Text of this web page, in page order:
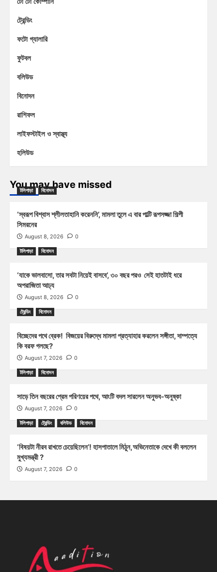
ট্রেন্ডিং
ফটো গ্যালারি
ফুটবল
বলিউড
বিনোদন
রাশিফল
লাইফস্টাইল ও স্বাস্থ্য
হলিউড
You may have missed
টলিপাড়া বিনোদন
‘স্বরূপ বিশ্বাস শ্লীলতাহানি করেননি’, মামলা তুলে এ বার পাল্টি রূপসজ্জা শিল্পী
সিমরনের
August 8, 2026 0
টলিপাড়া বিনোদন
‘যাকে ভালবাসো, তার সবটা নিয়েই বাসবে’, ৩০ বছর পরও সেই হাতটাই ধরে
অপরাজিতা আঢ্য
August 8, 2026 0
ট্রেন্ডিং বিনোদন
বিচ্ছেদের পথে ব্রেক! বিজয়ের বিরুদ্ধে মামলা প্রত্যাহার করলেন সঙ্গীতা, দাম্পত্যে
কি বরফ গলছে?
August 7, 2026 0
টলিপাড়া বিনোদন
সাড়ে তিন বছরের প্রেম পরিণয়ের পথে, আংটি বদল সারলেন অনুভব-অনুষ্কা
August 7, 2026 0
টলিপাড়া ট্রেন্ডিং বলিউড বিনোদন
‘বিষয়টা নীরব রাখতে চেয়েছিলেন’! হাসপাতালে মিঠুন,অভিনেতাকে দেখে কী বললেন
মুখ্যমন্ত্রী ?
August 7, 2026 0